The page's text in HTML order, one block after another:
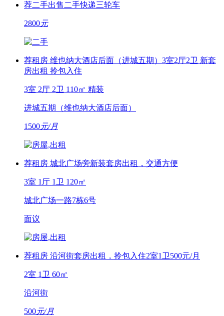
荐二手出售二手快递三轮车
2800元
荐租房 维也纳大酒店后面（进城五期）3室2厅2卫 新套
房出租 拎包入住
3室 2厅 2卫 110㎡ 精装
进城五期（维也纳大酒店后面）
1500元/月
荐租房 城北广场旁新装套房出租，交通方便
3室 1厅 1卫 120㎡
城北广场一路7栋6号
面议
荐租房 沿河街套房出租，拎包入住2室1卫500元/月
2室 1卫 60㎡
沿河街
500元/月